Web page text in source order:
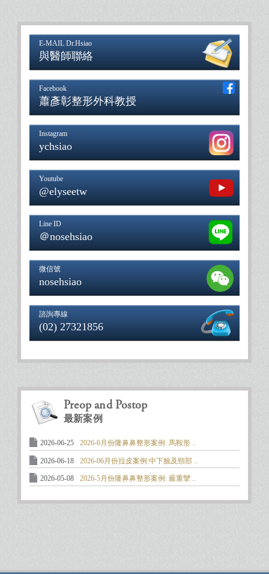
E-MAIL Dr.Hsiao
與醫師聯絡
Facebook
蕭彥彰整形外科教授
Instagram
ychsiao
Youtube
@elyseetw
Line ID
＠nosehsiao
微信號
nosehsiao
諮詢專線
(02) 27321856
Preop and Postop
最新案例
2026-06-25 2026-6月份隆鼻鼻整形案例: 馬鞍形 ..
2026-06-18 2026-06月份拉皮案例:中下臉及頸部 ..
2026-05-08 2026-5月份隆鼻鼻整形案例: 嚴重攣 ..